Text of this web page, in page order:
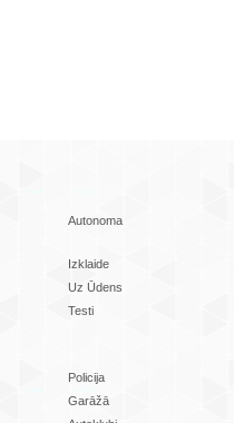
Autonoma
Izklaide
Uz Ūdens
Testi
Policija
Garāžā